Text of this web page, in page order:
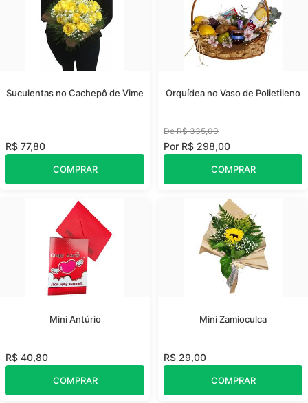
Suculentas no Cachepô de Vime
R$ 77,80
COMPRAR
Orquídea no Vaso de Polietileno
De R$ 335,00
Por R$ 298,00
COMPRAR
Mini Antúrio
R$ 40,80
COMPRAR
Mini Zamioculca
R$ 29,00
COMPRAR